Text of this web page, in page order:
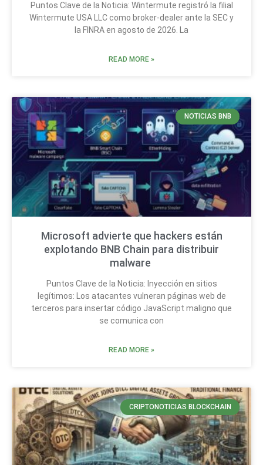
Puntos Clave de la Noticia: Wintermute registró la filial
Wintermute USA LLC como broker-dealer ante la SEC y
la FINRA en agosto de 2026. La
READ MORE »
NOTICIAS BNB
Microsoft advierte que hackers están
explotando BNB Chain para distribuir
malware
Puntos Clave de la Noticia: Inyección en sitios
legítimos: Los atacantes vulneran páginas web de
terceros para insertar código JavaScript maligno que
se comunica con
READ MORE »
CRIPTONOTICIAS BLOCKCHAIN